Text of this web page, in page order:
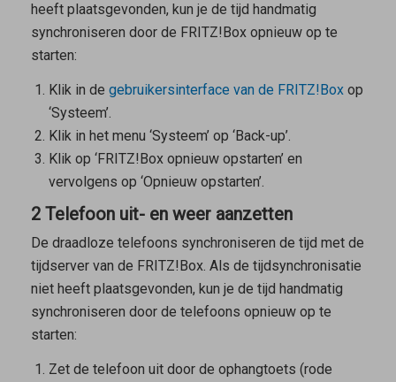
heeft plaatsgevonden, kun je de tijd handmatig
synchroniseren door de FRITZ!Box opnieuw op te
starten:
Klik in de gebruikersinterface van de FRITZ!Boxop
‘Systeem’.
Klik in het menu ‘Systeem’ op ‘Back-up’.
Klik op ‘FRITZ!Box opnieuw opstarten’ en
vervolgens op ‘Opnieuw opstarten’.
2 Telefoon uit- en weer aanzetten
De draadloze telefoons synchroniseren de tijd met de
tijdserver van de FRITZ!Box. Als de tijdsynchronisatie
niet heeft plaatsgevonden, kun je de tijd handmatig
synchroniseren door de telefoons opnieuw op te
starten:
Zet de telefoon uit door de ophangtoets (rode